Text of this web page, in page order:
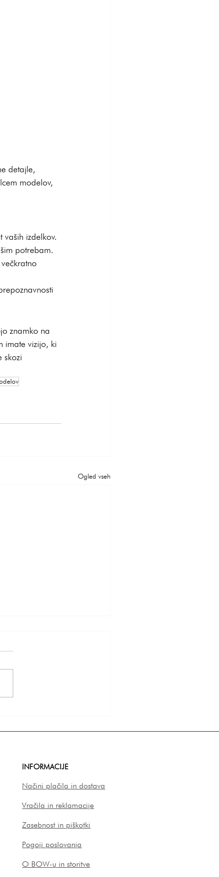
detajle,
modelov,
izdelkov.
potrebam.
znamko na
imate vizijo, ki
skozi
Ogled vseh
INFORMACIJE
Načini plačila in dostava
Vračila in reklamacije
Zasebnost in piškotki
Pogoji poslovanja
O BOW-u in storitve